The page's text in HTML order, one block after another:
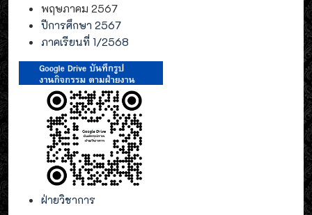
พฤษภาคม 2567
ปีการศึกษา 2567
ภาคเรียนที่ 1/2568
ฝ่ายวิชาการ